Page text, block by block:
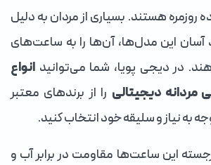
روزمره هستند. بسیاری از مردان به دلیل
آسان این مدل‌ها، آن‌ها را به ساعت‌های
در دیجی پویا، شما می‌توانید انواع
دیجیتالی را از برندهای معتبر
به نیاز و سلیقه خود انتخاب کنید.
این ساعت‌ها مقاومت در برابر آب و